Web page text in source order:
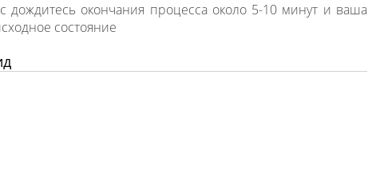
дождитесь окончания процесса около 5-10 минут и ваша
состояние